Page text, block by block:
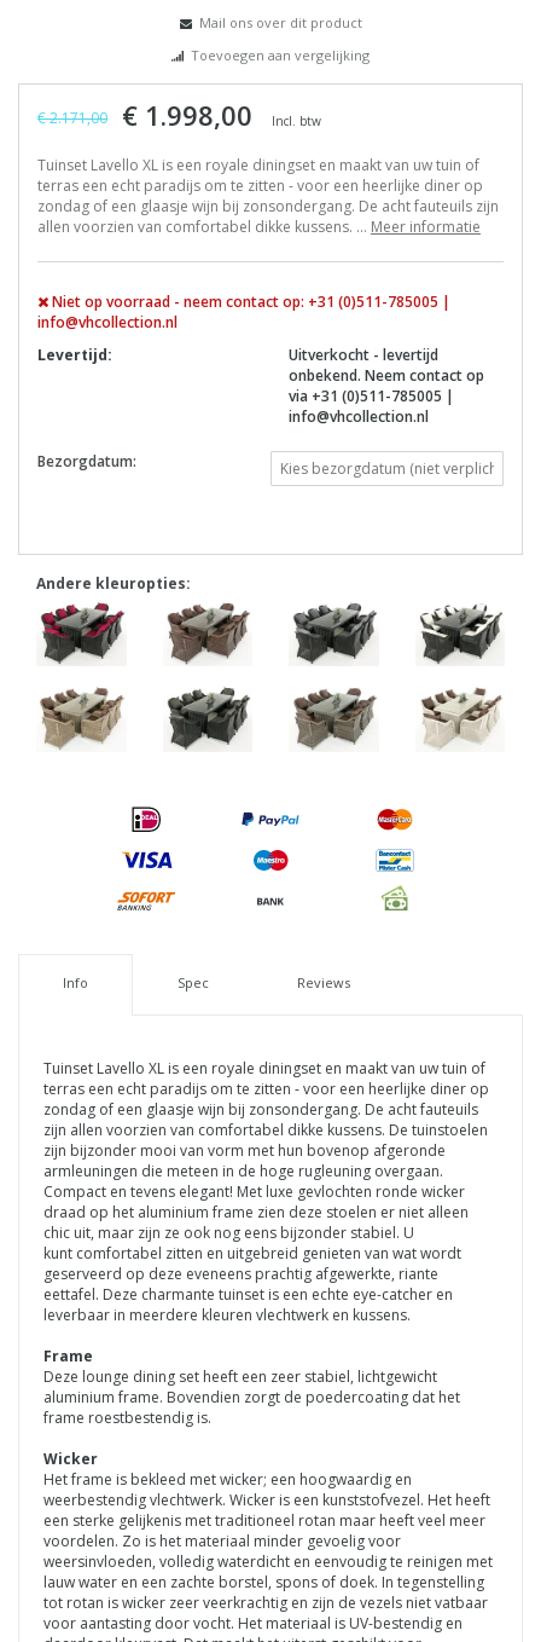
Mail ons over dit product
Toevoegen aan vergelijking
€ 2.171,00 € 1.998,00 Incl. btw
Tuinset Lavello XL is een royale diningset en maakt van uw tuin of
terras een echt paradijs om te zitten - voor een heerlijke diner op
zondag of een glaasje wijn bij zonsondergang. De acht fauteuils zijn
allen voorzien van comfortabel dikke kussens. ... Meer informatie
Niet op voorraad - neem contact op: +31 (0)511-785005 |
info@vhcollection.nl
Levertijd:
Uitverkocht - levertijd
onbekend. Neem contact op
via +31 (0)511-785005 |
info@vhcollection.nl
Bezorgdatum:
Andere kleuropties:
Info Spec Reviews
Tuinset Lavello XL is een royale diningset en maakt van uw tuin of
terras een echt paradijs om te zitten - voor een heerlijke diner op
zondag of een glaasje wijn bij zonsondergang. De acht fauteuils
zijn allen voorzien van comfortabel dikke kussens. De tuinstoelen
zijn bijzonder mooi van vorm met hun bovenop afgeronde
armleuningen die meteen in de hoge rugleuning overgaan.
Compact en tevens elegant! Met luxe gevlochten ronde wicker
draad op het aluminium frame zien deze stoelen er niet alleen
chic uit, maar zijn ze ook nog eens bijzonder stabiel. U
kunt comfortabel zitten en uitgebreid genieten van wat wordt
geserveerd op deze eveneens prachtig afgewerkte, riante
eettafel. Deze charmante tuinset is een echte eye-catcher en
leverbaar in meerdere kleuren vlechtwerk en kussens.
Frame
Deze lounge dining set heeft een zeer stabiel, lichtgewicht
aluminium frame. Bovendien zorgt de poedercoating dat het
frame roestbestendig is.
Wicker
Het frame is bekleed met wicker; een hoogwaardig en
weerbestendig vlechtwerk. Wicker is een kunststofvezel. Het heeft
een sterke gelijkenis met traditioneel rotan maar heeft veel meer
voordelen. Zo is het materiaal minder gevoelig voor
weersinvloeden, volledig waterdicht en eenvoudig te reinigen met
lauw water en een zachte borstel, spons of doek. In tegenstelling
tot rotan is wicker zeer veerkrachtig en zijn de vezels niet vatbaar
voor aantasting door vocht. Het materiaal is UV-bestendig en